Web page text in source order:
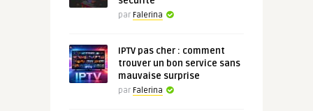
par Falerina
IPTV pas cher : comment
trouver un bon service sans
mauvaise surprise
par Falerina